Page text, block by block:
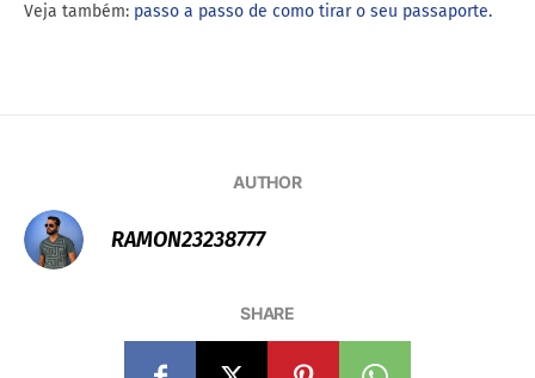
Veja também: passo a passo de como tirar o seu passaporte.
AUTHOR
RAMON23238777
SHARE